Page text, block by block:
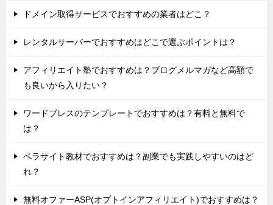
ドメイン取得サービスでおすすめの業者はどこ？
レンタルサーバーでおすすめはどこで選ぶポイントは？
アフィリエイト塾でおすすめは？ブログメルマガなど高額で
も良いから入りたい？
ワードプレスのテンプレートでおすすめは？有料と無料で
は？
ペラサイト教材でおすすめは？副業でも実践しやすいのはど
れ？
無料オファーASP(オプトインアフィリエイト)でおすすめは？